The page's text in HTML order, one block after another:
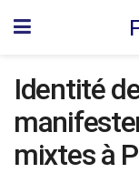
Identité
mixtes à